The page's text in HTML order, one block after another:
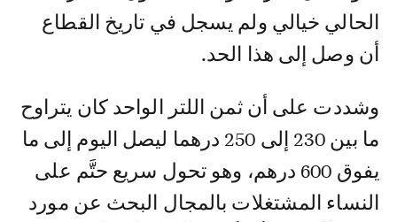
الحالي خيالي ولم يسجل في تاريخ القطاع
أن وصل إلى هذا الحد.
وشددت على أن ثمن اللتر الواحد كان يتراوح
ما بين 230 إلى 250 درهما ليصل اليوم إلى ما
يفوق 600 درهم، وهو تحول سريع حتَّم على
النساء المشتغلات بالمجال البحث عن مورد